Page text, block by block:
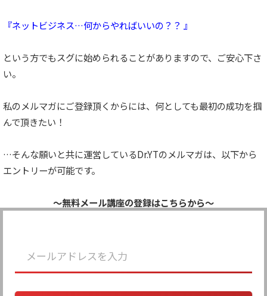
『ネットビジネス…何からやればいいの？？ 』
という方でもスグに始められることがありますので、ご安心下さ
い。
私のメルマガにご登録頂くからには、何としても最初の成功を掴
んで頂きたい！
…そんな願いと共に運営しているDr.YTのメルマガは、以下から
エントリーが可能です。
〜無料メール講座の登録はこちらから〜